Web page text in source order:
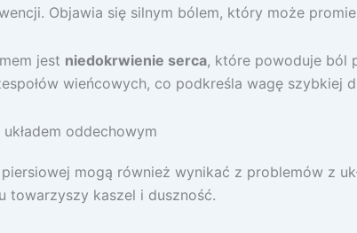
Objawia się silnym bólem, który może
jest niedokrwienie serca, które powoduje ból
wieńcowych, co podkreśla wagę szybkiej
oddechowym
mogą również wynikać z problemów z
towarzyszy kaszel i duszność.